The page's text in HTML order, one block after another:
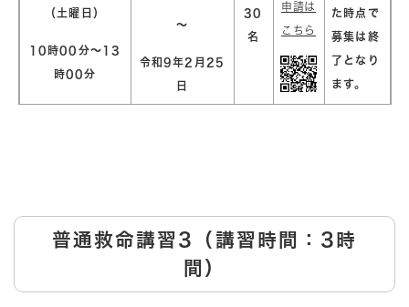
（土曜日）
10時00分～13
時00分
～
令和9年2月25
日
30
名
申請は
こちら
た時点で
募集は終
了となり
ます。
​普通救命講習3（講習時間：3時
間）